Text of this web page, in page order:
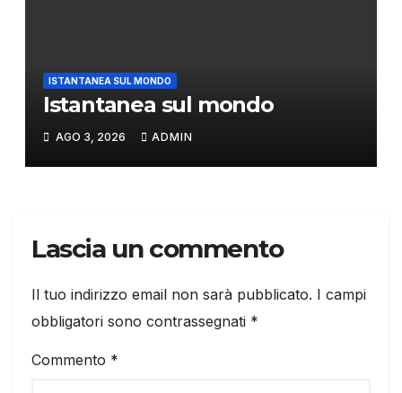
ISTANTANEA SUL MONDO
Istantanea sul mondo
AGO 3, 2026 ADMIN
Lascia un commento
Il tuo indirizzo email non sarà pubblicato. I campi
obbligatori sono contrassegnati *
Commento *